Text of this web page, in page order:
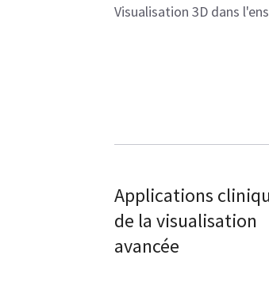
Visualisation 3D dans
Applications
de la visualisation
avancée